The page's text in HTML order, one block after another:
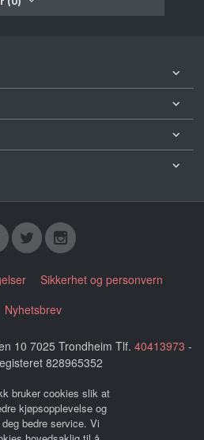
Sikkerhet og personvern
Nyhetsbrev
10 7025 Trondheim Tlf. 40413973 -
828965352
bruker cookies slik at
kjøpsopplevelse og
bedre service. Vi